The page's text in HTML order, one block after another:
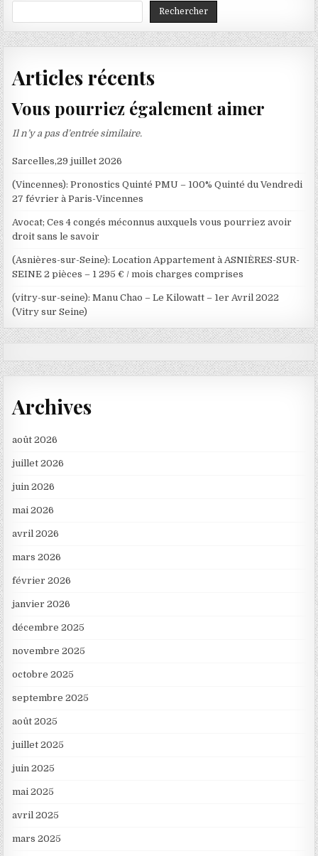
Rechercher
Articles récents
Vous pourriez également aimer
Il n’y a pas d’entrée similaire.
Sarcelles,29 juillet 2026
(Vincennes): Pronostics Quinté PMU – 100% Quinté du Vendredi
27 février à Paris-Vincennes
Avocat; Ces 4 congés méconnus auxquels vous pourriez avoir
droit sans le savoir
(Asnières-sur-Seine): Location Appartement à ASNIÈRES-SUR-
SEINE 2 pièces – 1 295 € / mois charges comprises
(vitry-sur-seine): Manu Chao – Le Kilowatt – 1er Avril 2022
(Vitry sur Seine)
Archives
août 2026
juillet 2026
juin 2026
mai 2026
avril 2026
mars 2026
février 2026
janvier 2026
décembre 2025
novembre 2025
octobre 2025
septembre 2025
août 2025
juillet 2025
juin 2025
mai 2025
avril 2025
mars 2025